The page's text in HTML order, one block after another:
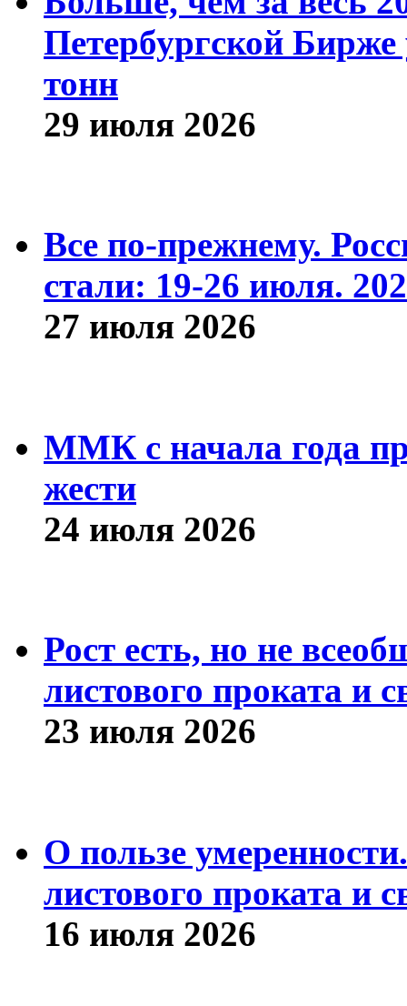
Петербургской
тонн
29 июля 2026
Все по-прежнему.
стали: 19-26 июля.
27 июля 2026
ММК с начала года
жести
24 июля 2026
Рост есть, но не
листового проката и
23 июля 2026
О пользе
листового проката и
16 июля 2026